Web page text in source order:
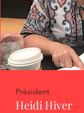
Président
Heidi Hiver